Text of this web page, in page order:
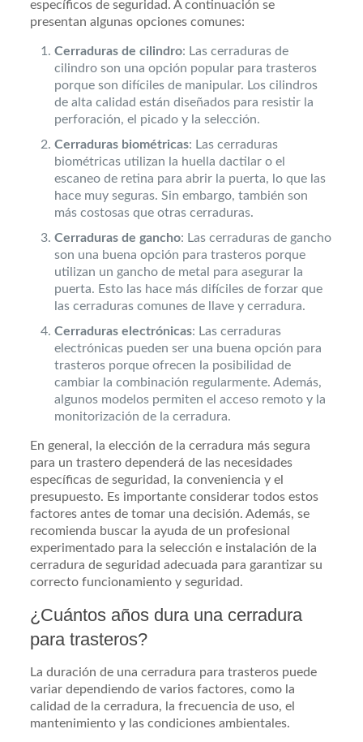
específicos de seguridad. A continuación se
presentan algunas opciones comunes:
Cerraduras de cilindro: Las cerraduras de
cilindro son una opción popular para trasteros
porque son difíciles de manipular. Los cilindros
de alta calidad están diseñados para resistir la
perforación, el picado y la selección.
Cerraduras biométricas: Las cerraduras
biométricas utilizan la huella dactilar o el
escaneo de retina para abrir la puerta, lo que las
hace muy seguras. Sin embargo, también son
más costosas que otras cerraduras.
Cerraduras de gancho: Las cerraduras de gancho
son una buena opción para trasteros porque
utilizan un gancho de metal para asegurar la
puerta. Esto las hace más difíciles de forzar que
las cerraduras comunes de llave y cerradura.
Cerraduras electrónicas: Las cerraduras
electrónicas pueden ser una buena opción para
trasteros porque ofrecen la posibilidad de
cambiar la combinación regularmente. Además,
algunos modelos permiten el acceso remoto y la
monitorización de la cerradura.
En general, la elección de la cerradura más segura
para un trastero dependerá de las necesidades
específicas de seguridad, la conveniencia y el
presupuesto. Es importante considerar todos estos
factores antes de tomar una decisión. Además, se
recomienda buscar la ayuda de un profesional
experimentado para la selección e instalación de la
cerradura de seguridad adecuada para garantizar su
correcto funcionamiento y seguridad.
¿Cuántos años dura una cerradura
para trasteros?
La duración de una cerradura para trasteros puede
variar dependiendo de varios factores, como la
calidad de la cerradura, la frecuencia de uso, el
mantenimiento y las condiciones ambientales.